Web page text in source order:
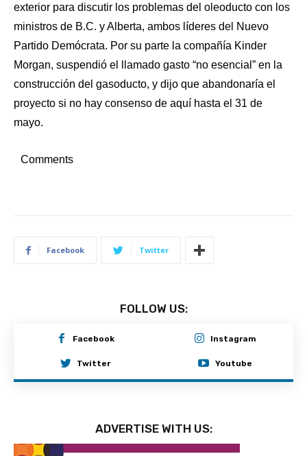
exterior para discutir los problemas del oleoducto con los
ministros de B.C. y Alberta, ambos líderes del Nuevo
Partido Demócrata. Por su parte la compañía Kinder
Morgan, suspendió el llamado gasto “no esencial” en la
construcción del gasoducto, y dijo que abandonaría el
proyecto si no hay consenso de aquí hasta el 31 de
mayo.
Comments
Facebook Twitter
FOLLOW US:
Facebook Instagram
Twitter Youtube
ADVERTISE WITH US: